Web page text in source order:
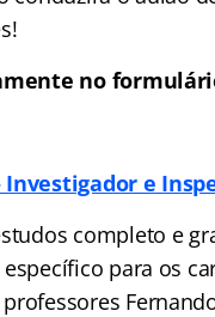
no
Investigador e
completo e
para os